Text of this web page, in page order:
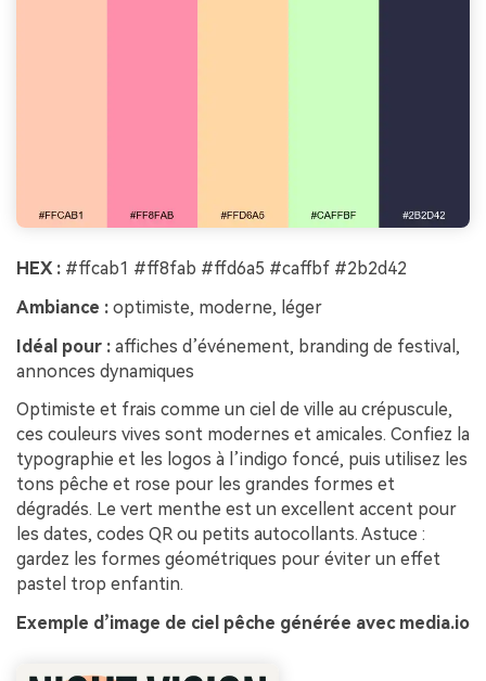
HEX : #ffcab1 #ff8fab #ffd6a5 #caffbf #2b2d42
Ambiance : optimiste, moderne, léger
Idéal pour : affiches d’événement, branding de festival,
annonces dynamiques
Optimiste et frais comme un ciel de ville au crépuscule,
ces couleurs vives sont modernes et amicales. Confiez la
typographie et les logos à l’indigo foncé, puis utilisez les
tons pêche et rose pour les grandes formes et
dégradés. Le vert menthe est un excellent accent pour
les dates, codes QR ou petits autocollants. Astuce :
gardez les formes géométriques pour éviter un effet
pastel trop enfantin.
Exemple d’image de ciel pêche générée avec media.io